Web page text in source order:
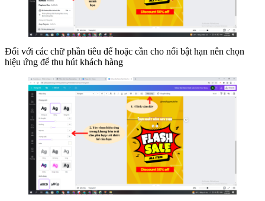
Đối với các chữ phần tiêu để hoặc cần cho nổi bật hạn nên chọn
hiệu ứng để thu hút khách hàng